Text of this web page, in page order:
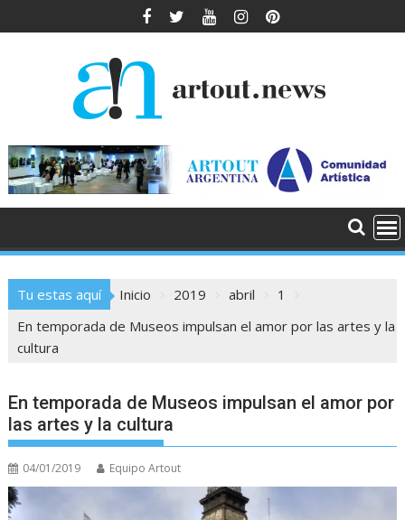
al
Tu estas aquí Inicio 2019 abril
1
En temporada de Museos impulsan el amor por las artes y la
cultura
En temporada de Museos impulsan el amor por
las artes y la cultura
04/01/2019 Equipo Artout